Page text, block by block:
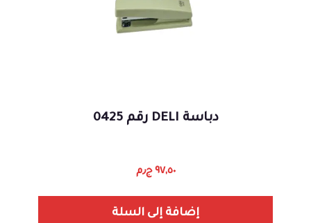
دباسة DELI رقم 0425
٩٧,٥٠ ج٫م
إضافة إلى السلة